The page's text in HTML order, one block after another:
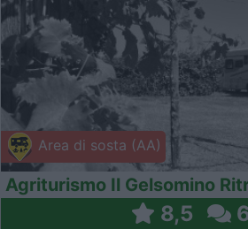
Area di sosta (AA)
Agriturismo Il Gelsomino
8,5